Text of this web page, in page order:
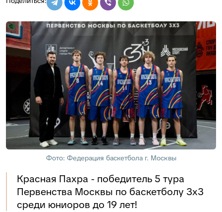
Фото: Федерация баскетбола г. Москвы
Красная Пахра - победитель 5 тура
Первенства Москвы по баскетболу 3х3
среди юниоров до 19 лет!